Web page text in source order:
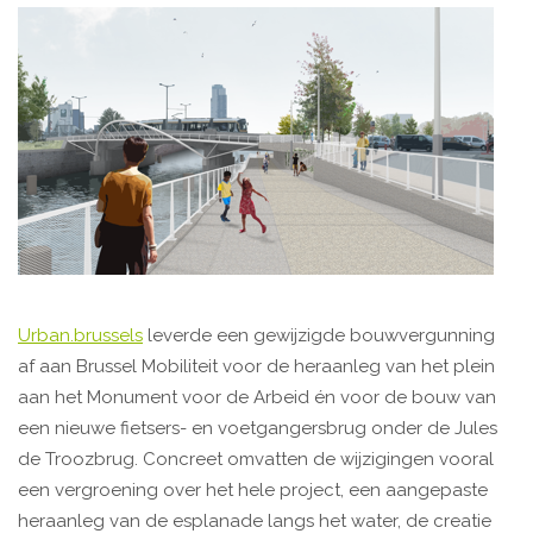
Urban.brussels leverde een gewijzigde bouwvergunning
af aan Brussel Mobiliteit voor de heraanleg van het plein
aan het Monument voor de Arbeid én voor de bouw van
een nieuwe fietsers- en voetgangersbrug onder de Jules
de Troozbrug. Concreet omvatten de wijzigingen vooral
een vergroening over het hele project, een aangepaste
heraanleg van de esplanade langs het water, de creatie